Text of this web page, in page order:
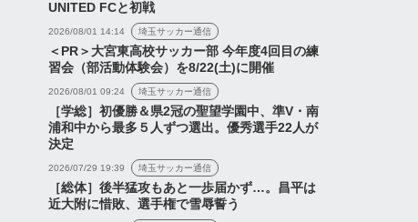
ヴィオ、小森、肥田野
球戦試合後コメント』
根はなぜシドニーFC
んだのか...
『U-21チーム始動動画』
『夏キャンプレポート動画
Vol.4』など【浦和レッズ
ネタま...
UNITED FCと初戦
2026/08/01 14:14 埼玉サッカー通信
＜PR＞大宮東高校サッカー部 今年度4回目の練
習会（部活動体験会）を8/22(土)に開催
2026/08/01 09:24 埼玉サッカー通信
［学総］初優勝＆県2冠の聖望学園中、準V・南
浦和中から最多５人ずつ選出。優秀選手22人が
決定
2026/07/29 19:39 埼玉サッカー通信
［総体］後半猛攻もあと一歩届かず…。昌平は
近大附に惜敗、選手権で雪辱誓う